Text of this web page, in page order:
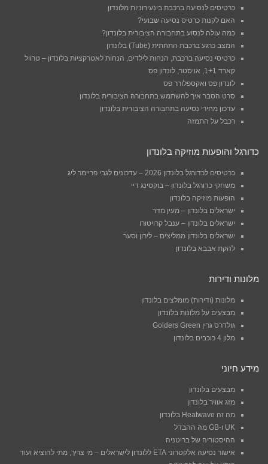
כרטיסים לנסיעה ברכבת בינעירוניות מלונדון
האם לקנות כרטיס נסיעה שבועי?
כמה עולה לנסוע בתחבורה הציבורית בלונדון?
המצב כרגע ברכבת התחתית (Tube) בלונדון
כרטיסי נסיעה ברכבת, הנחות לילדים, הנחות לאטרקציות בלונדון – טרוול
קארד 1+1, אויסטר, לונדון פס
לונדון פס ואקספלורר פס
סרט הסבר איך להשתמש בתחבורה הציבורית בלונדון
עדכון מחירי נסיעה בתחבורה הציבורית בלונדון
רכבל על התמזה
כדורגל והופעות מוזיקה בלונדון
כרטיסים לכדורגל בלונדון 2026 – עדכונים לגבי פריימר ליג
משחקי כדורגל בלונדון – בוקסינג דיי
הופעות מוזיקה בלונדון
ישראלים בלונדון – מעין מדר
ישראלים בלונדון – ענבל קרויטורו
ישראלים בלונדון ממליצים – לירון וסער
להקת אבבא בלונדון
מלונות ודירות
מלונות (ודירות) מומלצים בלונדון
מבצעים על מלונות בלונדון
גולדרס גרין Golders Green
מלון 4 כוכבים בלונדון
מידע חיוני
מבצעים בלונדון
מזג אוויר בלונדון
מה זה Heatwave בלונדון
UK ו-GB מה ההבדל
ההיסטוריה של בריטניה
אישור נסיעה אלקטרוני ETA ללונדון לישראלים – מי צריך, מתי להוציא ועוד